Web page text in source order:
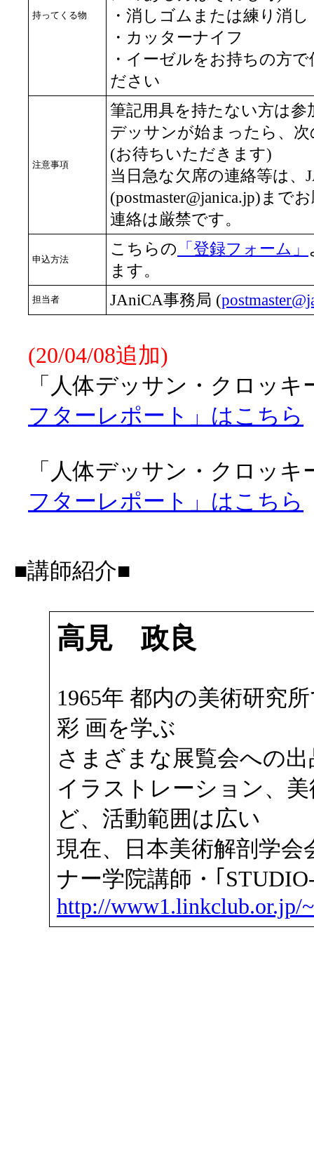
持ってくる物
・消しゴムまたは練り消し
・カッターナイフ
・イーゼルをお持ちの方
ださい
注意事項
筆記用具を持たない方は参
デッサンが始まったら、
(お待ちいただきます)
当日急な欠席の連絡等は、
(postmaster@janica.jp)まで
連絡は厳禁です。
申込方法
こちらの 「登録フォーム」
ます。
担当者 JAniCA事務局 (
(20/04/08追加)
「人体デッサン・クロッキ
フターレポート」はこちら
「人体デッサン・クロッキ
フターレポート」はこちら
■講師紹介■
高見 政良
1965年 都内の美術研究
彩 画を学ぶ
さまざまな展覧会への
イラストレーション、
ど、活動範囲は広い
現在、日本美術解剖学会
ナー学院講師・｢
http://www1.linkclub.or.jp/